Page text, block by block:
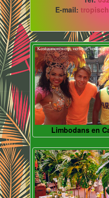
E-mail:
Limbodans en